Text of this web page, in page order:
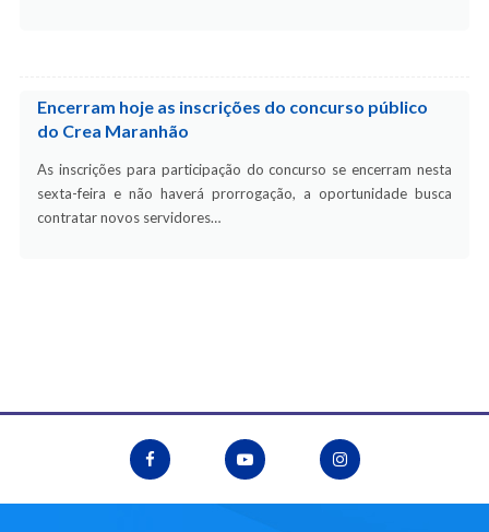
Encerram hoje as inscrições do concurso público
do Crea Maranhão
As inscrições para participação do concurso se encerram nesta
sexta-feira e não haverá prorrogação, a oportunidade busca
contratar novos servidores…